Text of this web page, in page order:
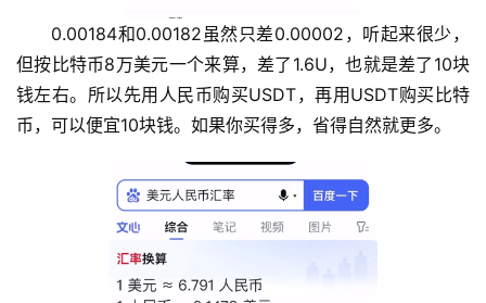
0.00184和0.00182虽然只差0.00002，听起来很少，
但按比特币8万美元一个来算，差了1.6U，也就是差了10块
钱左右。所以先用人民币购买USDT，再用USDT购买比特
币，可以便宜10块钱。如果你买得多，省得自然就更多。